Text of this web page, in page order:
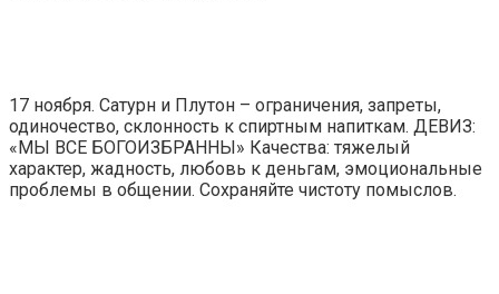
17 ноября. Сатурн и Плутон – ограничения, запреты,
одиночество, склонность к спиртным напиткам. ДЕВИЗ:
«МЫ ВСЕ БОГОИЗБРАННЫ» Качества: тяжелый
характер, жадность, любовь к деньгам, эмоциональные
проблемы в общении. Сохраняйте чистоту помыслов.